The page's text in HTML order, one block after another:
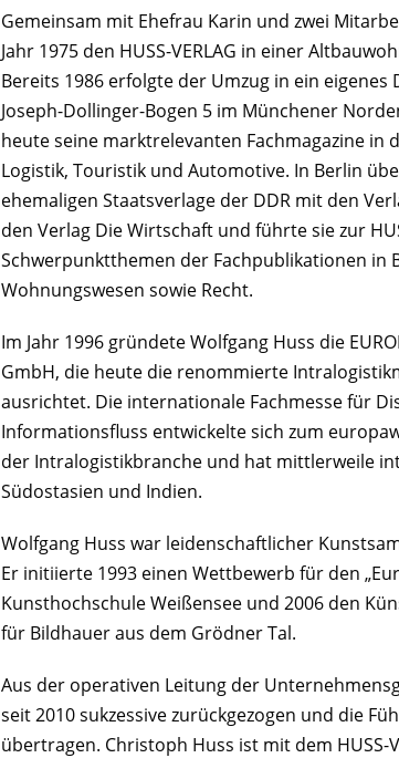
Gemeinsam mit Ehefrau Karin und zwei
Jahr 1975 den HUSS-VERLAG in einer
Bereits 1986 erfolgte der Umzug in ein eigenes
Joseph-Dollinger-Bogen 5 im Münchener
heute seine marktrelevanten Fachmagazine in
Logistik, Touristik und Automotive. In Berlin
ehemaligen Staatsverlage der DDR mit den
den Verlag Die Wirtschaft und führte sie zur
Schwerpunktthemen der Fachpublikationen in
Wohnungswesen sowie Recht.
Im Jahr 1996 gründete Wolfgang Huss die
GmbH, die heute die renommierte
ausrichtet. Die internationale Fachmesse für
Informationsfluss entwickelte sich zum
der Intralogistikbranche und hat mittlerweile
Südostasien und Indien.
Wolfgang Huss war leidenschaftlicher
Er initiierte 1993 einen Wettbewerb für den
Kunsthochschule Weißensee und 2006 den
für Bildhauer aus dem Grödner Tal.
Aus der operativen Leitung der
seit 2010 sukzessive zurückgezogen und die
übertragen. Christoph Huss ist mit dem HUSS-